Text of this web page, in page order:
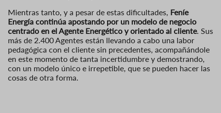
Mientras tanto, y a pesar de estas dificultades, Feníe
Energía continúa apostando por un modelo de negocio
centrado en el Agente Energético y orientado al cliente. Sus
más de 2.400 Agentes están llevando a cabo una labor
pedagógica con el cliente sin precedentes, acompañándole
en este momento de tanta incertidumbre y demostrando,
con un modelo único e irrepetible, que se pueden hacer las
cosas de otra forma.